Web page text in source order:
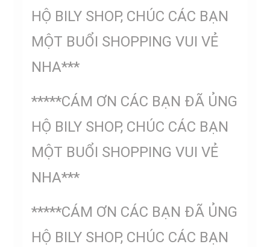
HỘ BILY SHOP, CHÚC CÁC BẠN
MỘT BUỔI SHOPPING VUI VẺ
NHA***
*****CÁM ƠN CÁC BẠN ĐÃ ỦNG
HỘ BILY SHOP, CHÚC CÁC BẠN
MỘT BUỔI SHOPPING VUI VẺ
NHA***
*****CÁM ƠN CÁC BẠN ĐÃ ỦNG
HỘ BILY SHOP, CHÚC CÁC BẠN